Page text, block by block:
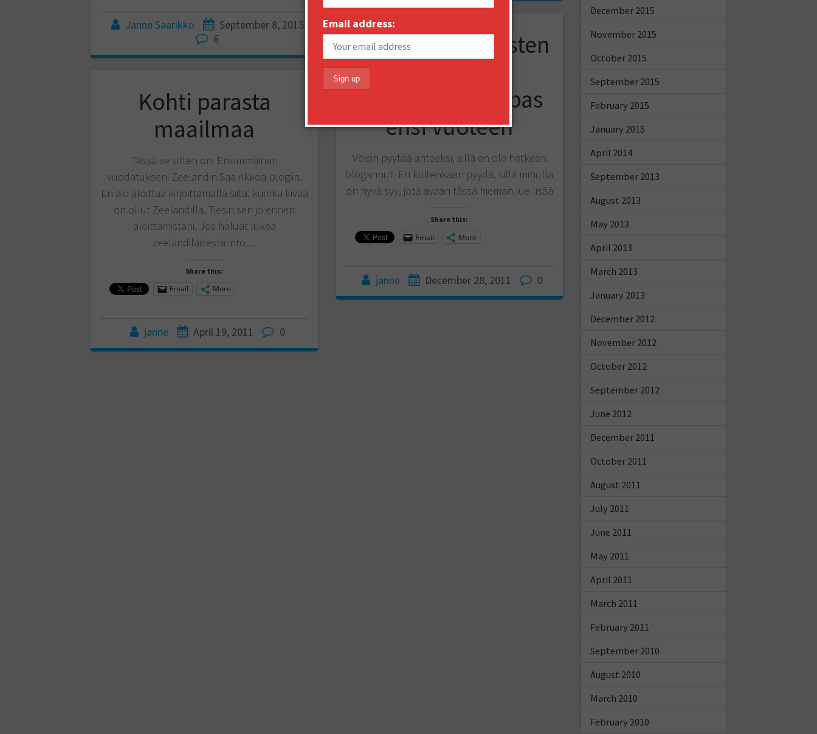
Janne Saarikko
September 8, 2015
6
Rohkeiden ihmisten
markkinoijan opas
ensi vuoteen
Voisin pyytää anteeksi, sillä en ole hetkeen
blogannut. En kuitenkaan pyydä, sillä minulla
on hyvä syy, jota avaan tässä hieman.lue lisää
Share this:
Email More
janne December 28, 2011 0
Kohti parasta
maailmaa
Tässä se sitten on. Ensimmäinen
vuodatukseni Zeelandin Saa rikkoa-blogiin.
En aio aloittaa kirjoittamalla siitä, kuinka kivaa
on ollut Zeelandilla. Tiesin sen jo ennen
aloittamistani. Jos haluat lukea
zeelandilaisesta into…
Share this:
Email More
janne April 19, 2011 0
December 2015
November 2015
October 2015
September 2015
February 2015
January 2015
April 2014
September 2013
August 2013
May 2013
April 2013
March 2013
January 2013
December 2012
November 2012
October 2012
September 2012
June 2012
December 2011
October 2011
August 2011
July 2011
June 2011
May 2011
April 2011
March 2011
February 2011
September 2010
August 2010
March 2010
February 2010
Email address: